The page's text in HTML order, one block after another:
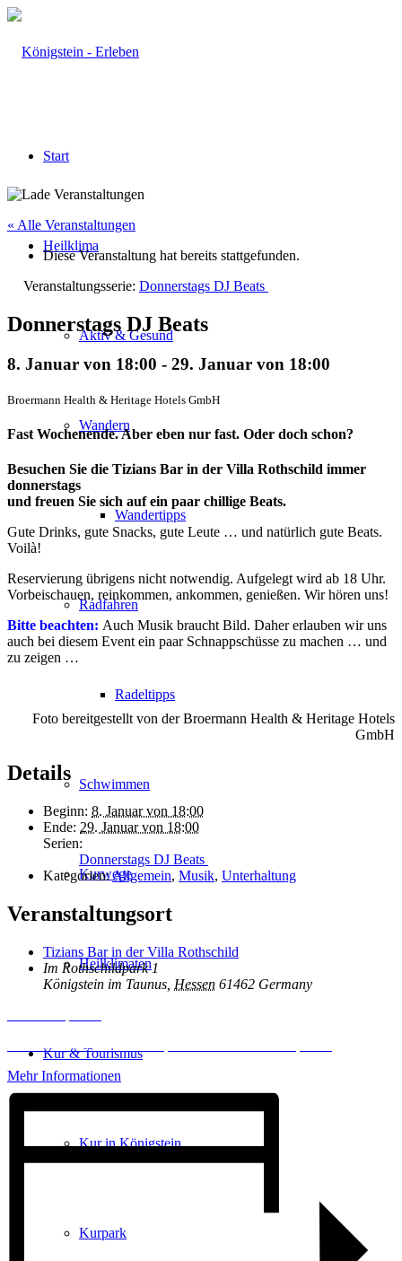
Start
Heilklima
Aktiv & Gesund
Wandern
Wandertipps
Radfahren
Radeltipps
Schwimmen
Kurwege
Heilklimaten
Kur & Tourismus
Kur in Königstein
Kurpark
« Alle Veranstaltungen
Diese Veranstaltung hat bereits stattgefunden.
Veranstaltungsserie: Donnerstags DJ Beats
Donnerstags DJ Beats
8. Januar von 18:00 - 29. Januar von 18:00
Broermann Health & Heritage Hotels GmbH
Fast Wochenende. Aber eben nur fast. Oder doch schon?
Besuchen Sie die Tizians Bar in der Villa Rothschild immer
donnerstags
und freuen Sie sich auf ein paar chillige Beats.
Gute Drinks, gute Snacks, gute Leute … und natürlich gute Beats.
Voilà!
Reservierung übrigens nicht notwendig. Aufgelegt wird ab 18 Uhr.
Vorbeischauen, reinkommen, ankommen, genießen. Wir hören uns!
Bitte beachten: Auch Musik braucht Bild. Daher erlauben wir uns
auch bei diesem Event ein paar Schnappschüsse zu machen … und
zu zeigen …
Foto bereitgestellt von der Broermann Health & Heritage Hotels
GmbH
Details
Beginn: 8. Januar von 18:00
Ende: 29. Januar von 18:00
Serien:
Donnerstags DJ Beats
Kategorien:Allgemein, Musik, Unterhaltung
Veranstaltungsort
Tizians Bar in der Villa Rothschild
Im Rothschildpark 1
Königstein im Taunus Hessen 61462 Germany
Erforderlichen Service akzeptieren und Inhalte entsperren
Mehr Informationen